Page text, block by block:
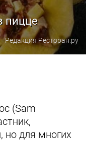
пицце
Редакция Ресторан.ру
(Sam
но для многих